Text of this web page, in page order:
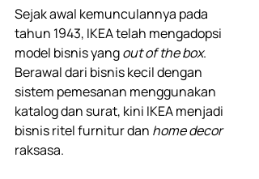
Sejak awal kemunculannya pada
tahun 1943, IKEA telah mengadopsi
model bisnis yang out of the box.
Berawal dari bisnis kecil dengan
sistem pemesanan menggunakan
katalog dan surat, kini IKEA menjadi
bisnis ritel furnitur dan home decor
raksasa.